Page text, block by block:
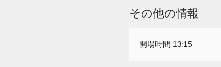
その他の情報
開場時間 13:15